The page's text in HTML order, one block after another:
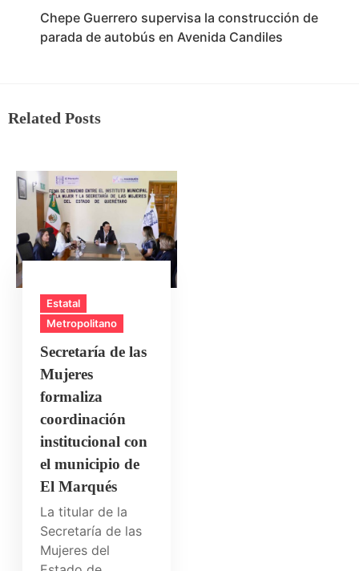
Chepe Guerrero supervisa la construcción de
parada de autobús en Avenida Candiles
Related Posts
Estatal
Metropolitano
Secretaría de las
Mujeres
formaliza
coordinación
institucional con
el municipio de
El Marqués
La titular de la
Secretaría de las
Mujeres del